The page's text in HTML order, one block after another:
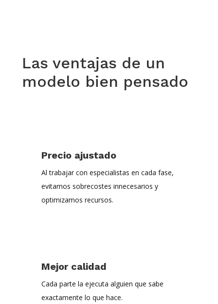
Las ventajas de un
modelo bien pensado
Precio ajustado
Al trabajar con especialistas en cada fase,
evitamos sobrecostes innecesarios y
optimizamos recursos.
Mejor calidad
Cada parte la ejecuta alguien que sabe
exactamente lo que hace.